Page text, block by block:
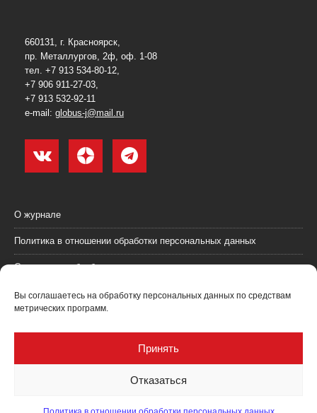
Вы соглашаетесь на обработку персональных данных по средствам
метрических программ.
Принять
Отказаться
660131, г. Красноярск,
пр. Металлургов, 2ф, оф. 1-08
тел. +7 913 534-80-12,
+7 906 911-27-03,
+7 913 532-92-11
e-mail: globus-j@mail.ru
О журнале
Политика в отношении обработки персональных данных
Согласие на обработку персональных данных
Пользовательское соглашение (оферта)